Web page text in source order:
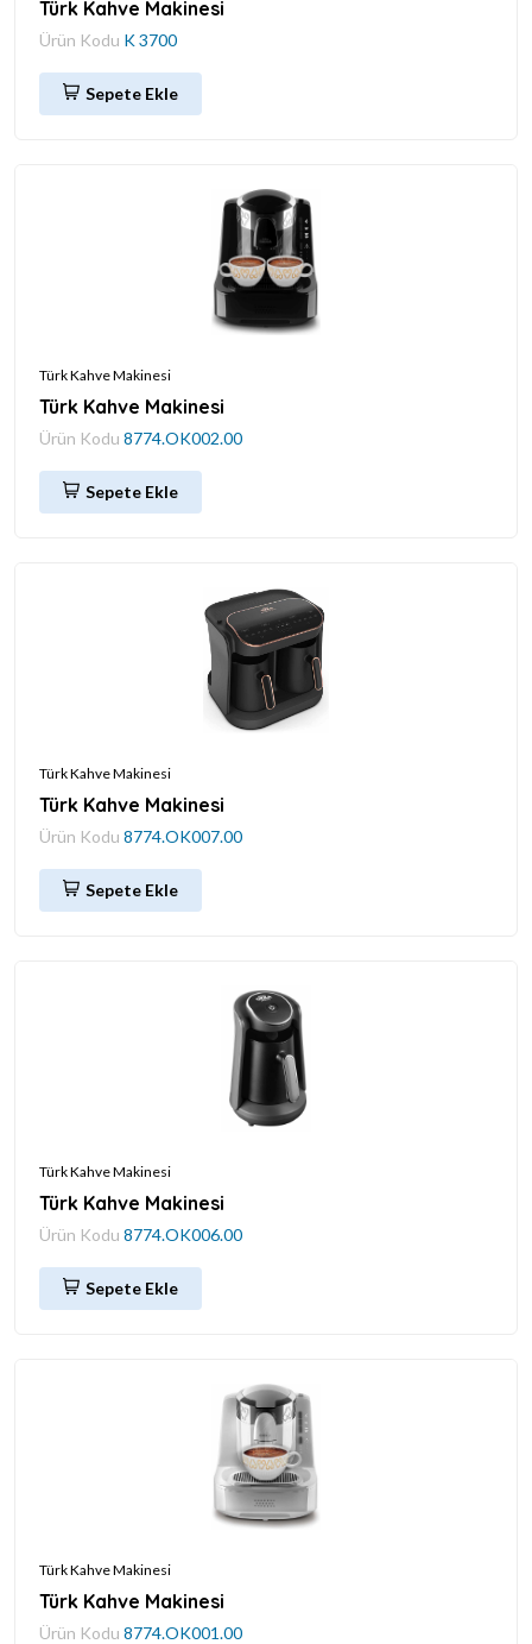
Türk Kahve Makinesi
Ürün Kodu K 3700
Sepete Ekle
Türk Kahve Makinesi
Türk Kahve Makinesi
Ürün Kodu 8774.OK002.00
Sepete Ekle
Türk Kahve Makinesi
Türk Kahve Makinesi
Ürün Kodu 8774.OK007.00
Sepete Ekle
Türk Kahve Makinesi
Türk Kahve Makinesi
Ürün Kodu 8774.OK006.00
Sepete Ekle
Türk Kahve Makinesi
Türk Kahve Makinesi
Ürün Kodu 8774.OK001.00